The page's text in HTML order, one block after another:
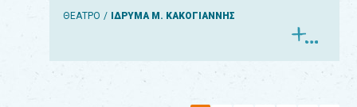
ΘΕΑΤΡΟ ΙΔΡΥΜΑ Μ. ΚΑΚΟΓΙΑΝΝΗΣ